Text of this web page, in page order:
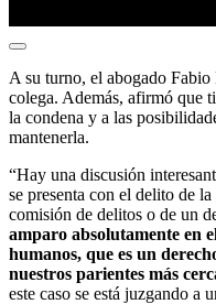
A su turno, el abogado
colega. Además, afirmó que
la condena y a las
mantenerla.
“Hay una discusión
se presenta con el delito de
comisión de delitos o de un
amparo absolutamente en
humanos, que es un
nuestros parientes más
este caso se está juzgando a